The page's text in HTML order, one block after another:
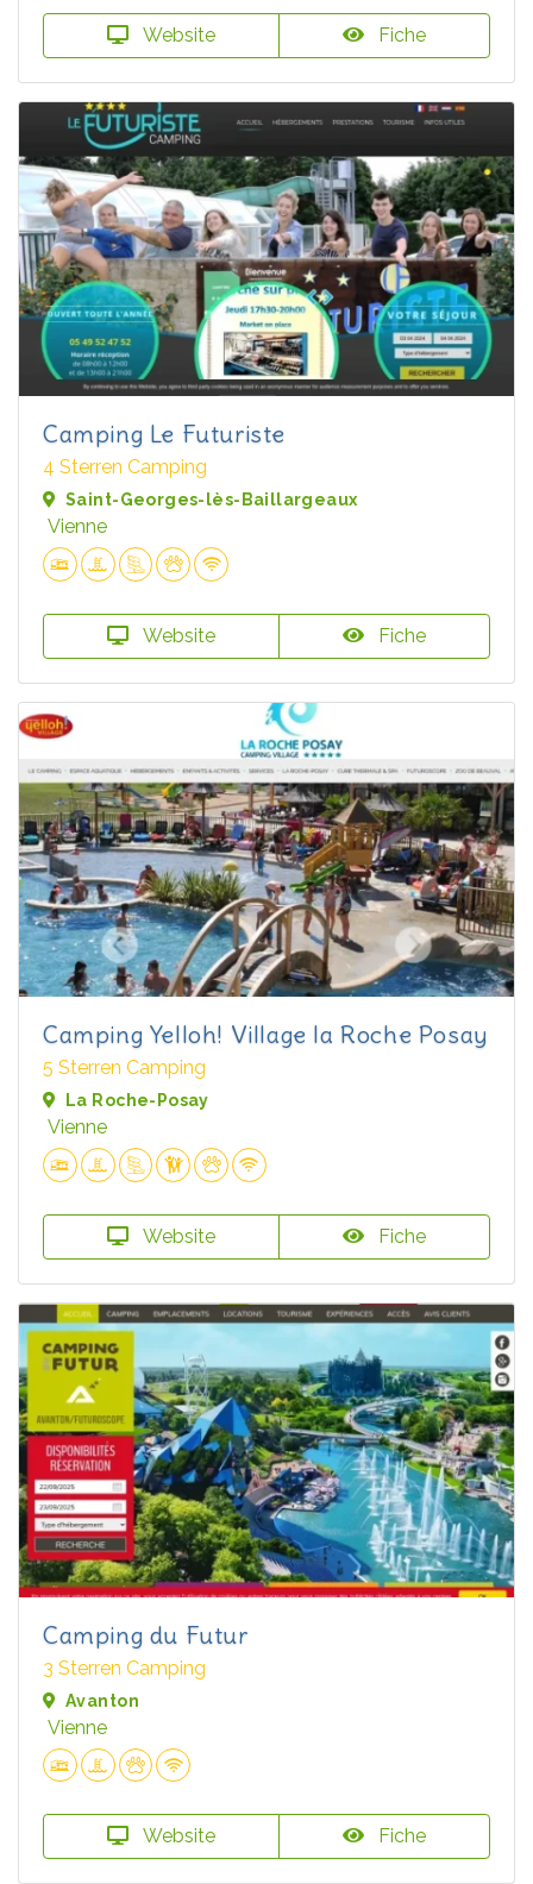
Website Fiche
Camping Le Futuriste
4 Sterren Camping
Saint-Georges-lès-Baillargeaux
Vienne
Website Fiche
Camping Yelloh! Village la Roche Posay
5 Sterren Camping
La Roche-Posay
Vienne
Website Fiche
Camping du Futur
3 Sterren Camping
Avanton
Vienne
Website Fiche